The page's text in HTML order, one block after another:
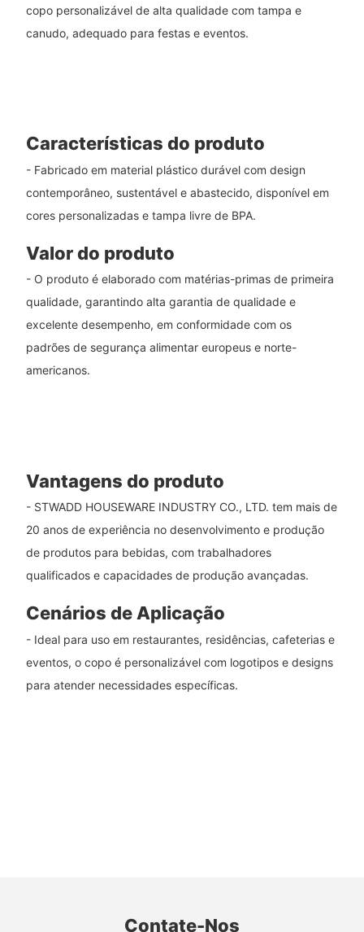
copo personalizável de alta qualidade com tampa e
canudo, adequado para festas e eventos.
Características do produto
- Fabricado em material plástico durável com design
contemporâneo, sustentável e abastecido, disponível em
cores personalizadas e tampa livre de BPA.
Valor do produto
- O produto é elaborado com matérias-primas de primeira
qualidade, garantindo alta garantia de qualidade e
excelente desempenho, em conformidade com os
padrões de segurança alimentar europeus e norte-
americanos.
Vantagens do produto
- STWADD HOUSEWARE INDUSTRY CO., LTD. tem mais de
20 anos de experiência no desenvolvimento e produção
de produtos para bebidas, com trabalhadores
qualificados e capacidades de produção avançadas.
Cenários de Aplicação
- Ideal para uso em restaurantes, residências, cafeterias e
eventos, o copo é personalizável com logotipos e designs
para atender necessidades específicas.
Contate-Nos